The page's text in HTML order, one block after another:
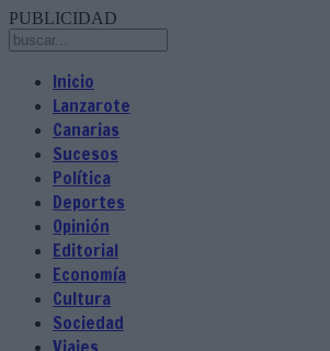
PUBLICIDAD
Inicio
Lanzarote
Canarias
Sucesos
Política
Deportes
Opinión
Editorial
Economía
Cultura
Sociedad